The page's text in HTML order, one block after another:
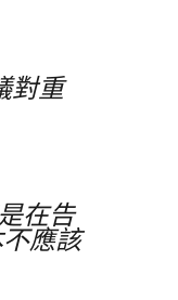
對重
在告
應該